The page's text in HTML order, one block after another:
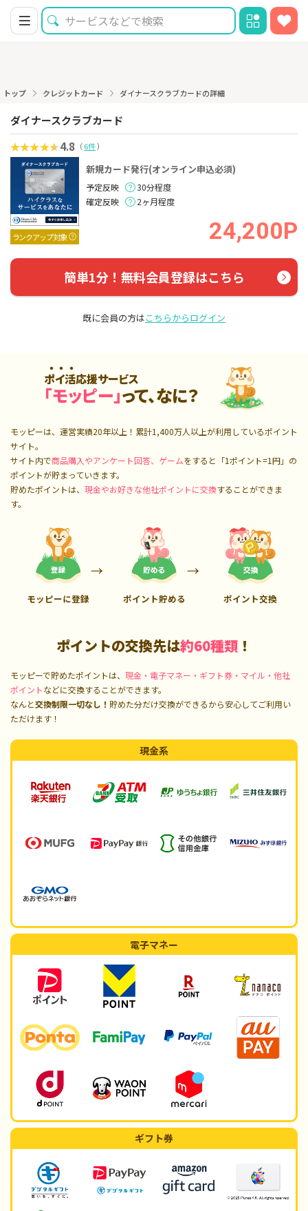
トップ クレジットカード ダイナースクラブカードの詳細
ダイナースクラブカード
4.8 （6件）
ランクアップ対象
新規カード発行(オンライン申込必須)
予定反映
30分程度
確定反映
2ヶ月程度
24,200P
簡単1分！無料会員登録はこちら
既に会員の方はこちらからログイン
ポイ活応援サービス
「モッピー」って、なに？
モッピーは、運営実績20年以上！累計1,400万人以上が利用しているポイント
サイト。
サイト内で商品購入やアンケート回答、ゲームをすると「1ポイント=1円」の
ポイントが貯まっていきます。
貯めたポイントは、 現金やお好きな他社ポイントに交換することができま
す。
モッピーに登録 ポイント貯める ポイント交換
ポイントの交換先は約60種類 ！
モッピーで貯めたポイントは、 現金・電子マネー・ギフト券・マイル・他社
ポイントなどに交換することができます。
なんと交換制限一切なし！ 貯めた分だけ交換ができるから安心してご利用い
ただけます！
現金系
電子マネー
ギフト券